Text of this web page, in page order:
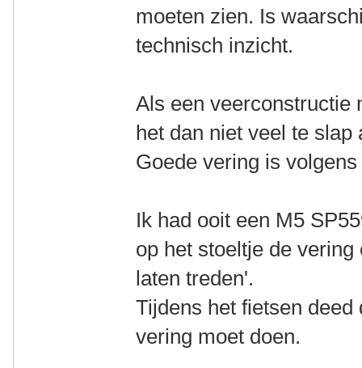
moeten zien. Is
technisch inzicht.
Als een veerconstructie
het dan niet veel te slap
Goede vering is
Ik had ooit een M5
op het stoeltje de
laten treden'.
Tijdens het fietsen
vering moet doen.